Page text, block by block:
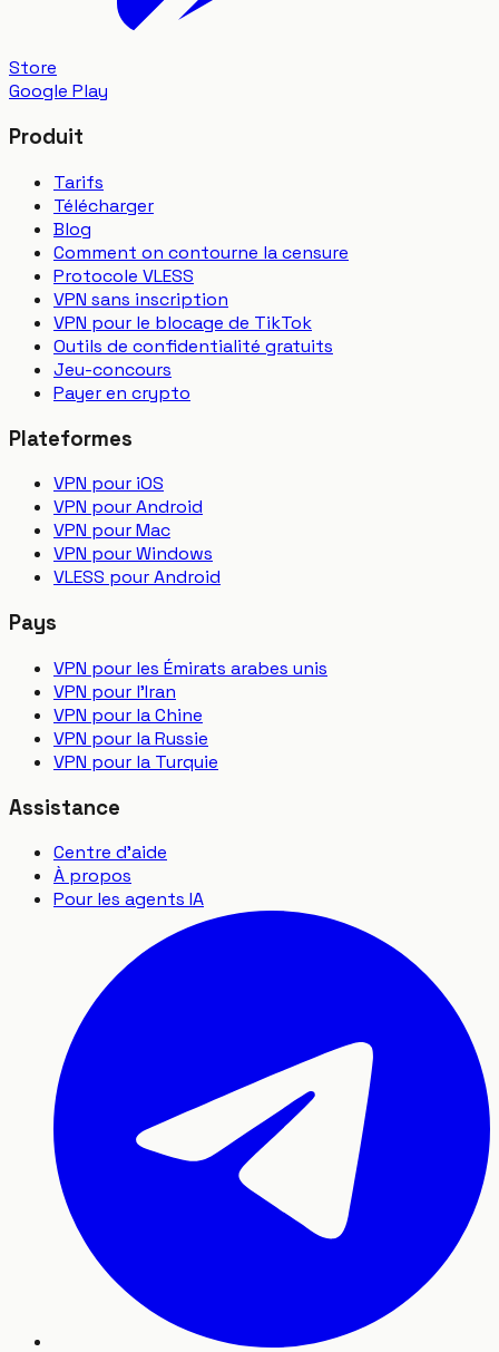
Store
Google Play
Produit
Tarifs
Télécharger
Blog
Comment on contourne la censure
Protocole VLESS
VPN sans inscription
VPN pour le blocage de TikTok
Outils de confidentialité gratuits
Jeu-concours
Payer en crypto
Plateformes
VPN pour iOS
VPN pour Android
VPN pour Mac
VPN pour Windows
VLESS pour Android
Pays
VPN pour les Émirats arabes unis
VPN pour l'Iran
VPN pour la Chine
VPN pour la Russie
VPN pour la Turquie
Assistance
Centre d'aide
À propos
Pour les agents IA